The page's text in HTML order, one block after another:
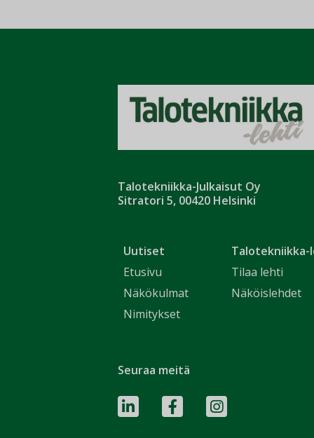
Talotekniikka-Julkaisut Oy
Sitratori 5, 00420 Helsinki
Uutiset
Etusivu
Näkökulmat
Nimitykset
Talotekniikka-
Tilaa lehti
Näköislehdet
Seuraa meitä